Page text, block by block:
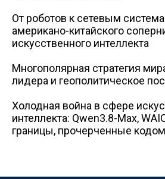
От роботов к сетевым
американо-китайского
искусственного интеллекта
Многополярная стратегия
лидера и геополитическое
Холодная война в сфере
интеллекта: Qwen3.8-Max,
границы, прочерченные кодом